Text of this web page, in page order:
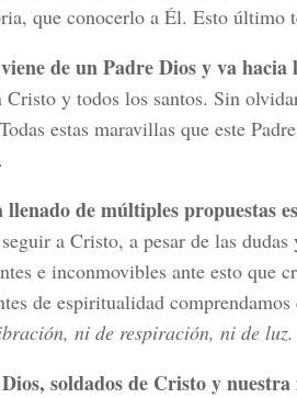
que conocerlo a Él. Esto último
de un Padre Dios y va hacia
Cristo y todos los santos. Sin
estas maravillas que este
llenado de múltiples propuestas
a Cristo, a pesar de las
e inconmovibles ante esto que
de espiritualidad
ni de respiración, ni de luz.
soldados de Cristo y